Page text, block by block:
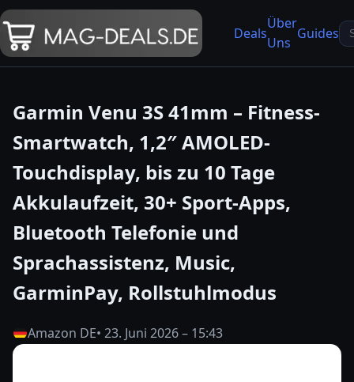
Deals
Über
Uns
Guides
Garmin Venu 3S 41mm – Fitness-
Smartwatch, 1,2″ AMOLED-
Touchdisplay, bis zu 10 Tage
Akkulaufzeit, 30+ Sport-Apps,
Bluetooth Telefonie und
Sprachassistenz, Music,
GarminPay, Rollstuhlmodus
Amazon DE• 23. Juni 2026 – 15:43